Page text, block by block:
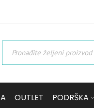
OUTLET PODRŠKA